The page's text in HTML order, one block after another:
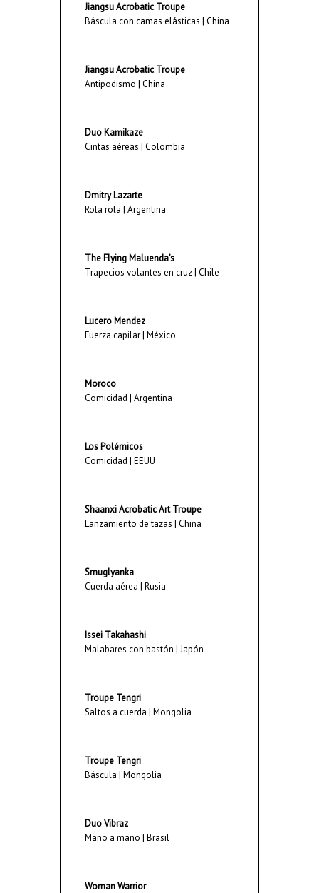
Jiangsu Acrobatic Troupe
Báscula con camas elásticas | China
Jiangsu Acrobatic Troupe
Antipodismo | China
Duo Kamikaze
Cintas aéreas | Colombia
Dmitry Lazarte
Rola rola | Argentina
The Flying Maluenda’s
Trapecios volantes en cruz | Chile
Lucero Mendez
Fuerza capilar | México
Moroco
Comicidad | Argentina
Los Polémicos
Comicidad | EEUU
Shaanxi Acrobatic Art Troupe
Lanzamiento de tazas | China
Smuglyanka
Cuerda aérea | Rusia
Issei Takahashi
Malabares con bastón | Japón
Troupe Tengri
Saltos a cuerda | Mongolia
Troupe Tengri
Báscula | Mongolia
Duo Vibraz
Mano a mano | Brasil
Woman Warrior